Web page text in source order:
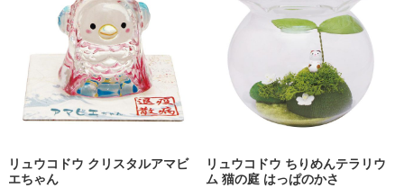
リュウコドウ クリスタルアマビ
エちゃん
リュウコドウ ちりめんテラリウ
ム 猫の庭 はっぱのかさ